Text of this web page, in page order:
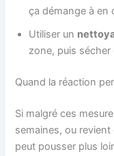
ça démange à en
Utiliser un
zone, puis
Quand la réaction
Si malgré ces
semaines, ou revient
peut pousser plus